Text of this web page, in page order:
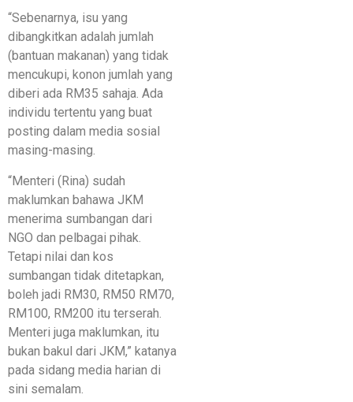
“Sebenarnya, isu yang
dibangkitkan adalah jumlah
(bantuan makanan) yang tidak
mencukupi, konon jumlah yang
diberi ada RM35 sahaja. Ada
individu tertentu yang buat
posting dalam media sosial
masing-masing.
“Menteri (Rina) sudah
maklumkan bahawa JKM
menerima sumbangan dari
NGO dan pelbagai pihak.
Tetapi nilai dan kos
sumbangan tidak ditetapkan,
boleh jadi RM30, RM50 RM70,
RM100, RM200 itu terserah.
Menteri juga maklumkan, itu
bukan bakul dari JKM,” katanya
pada sidang media harian di
sini semalam.